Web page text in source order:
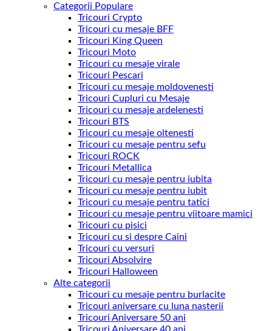
Categorii Populare
Tricouri Crypto
Tricouri cu mesaje BFF
Tricouri King Queen
Tricouri Moto
Tricouri cu mesaje virale
Tricouri Pescari
Tricouri cu mesaje moldovenesti
Tricouri Cupluri cu Mesaje
Tricouri cu mesaje ardelenesti
Tricouri BTS
Tricouri cu mesaje oltenesti
Tricouri cu mesaje pentru sefu
Tricouri ROCK
Tricouri Metallica
Tricouri cu mesaje pentru iubita
Tricouri cu mesaje pentru iubit
Tricouri cu mesaje pentru tatici
Tricouri cu mesaje pentru viitoare mamici
Tricouri cu pisici
Tricouri cu si despre Caini
Tricouri cu versuri
Tricouri Absolvire
Tricouri Halloween
Alte categorii
Tricouri cu mesaje pentru burlacite
Tricouri aniversare cu luna nasterii
Tricouri Aniversare 50 ani